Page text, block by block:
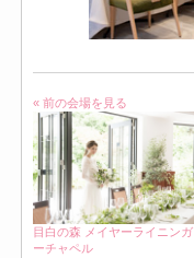
« 前の会場を見る
目白の森 メイヤーライニンガ
ーチャペル